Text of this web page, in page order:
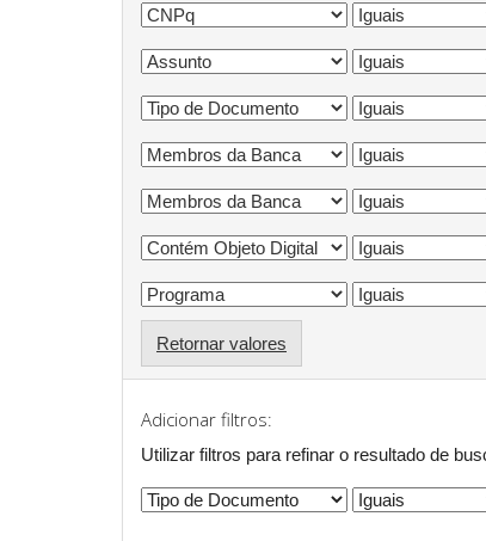
Retornar valores
Adicionar filtros:
Utilizar filtros para refinar o resultado de